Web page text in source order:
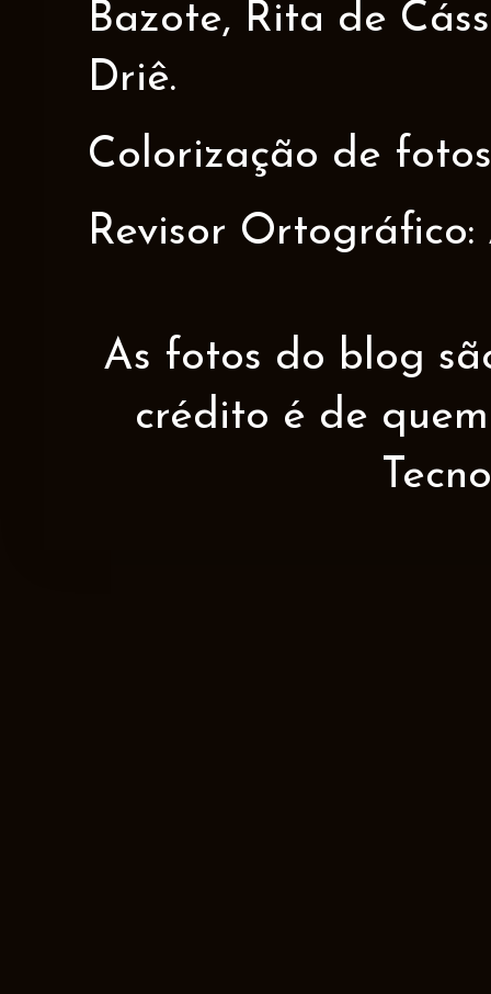
Bazote, Rita de
Driê.
Colorização de
Revisor Ortográfico:
As fotos do blog
crédito é de